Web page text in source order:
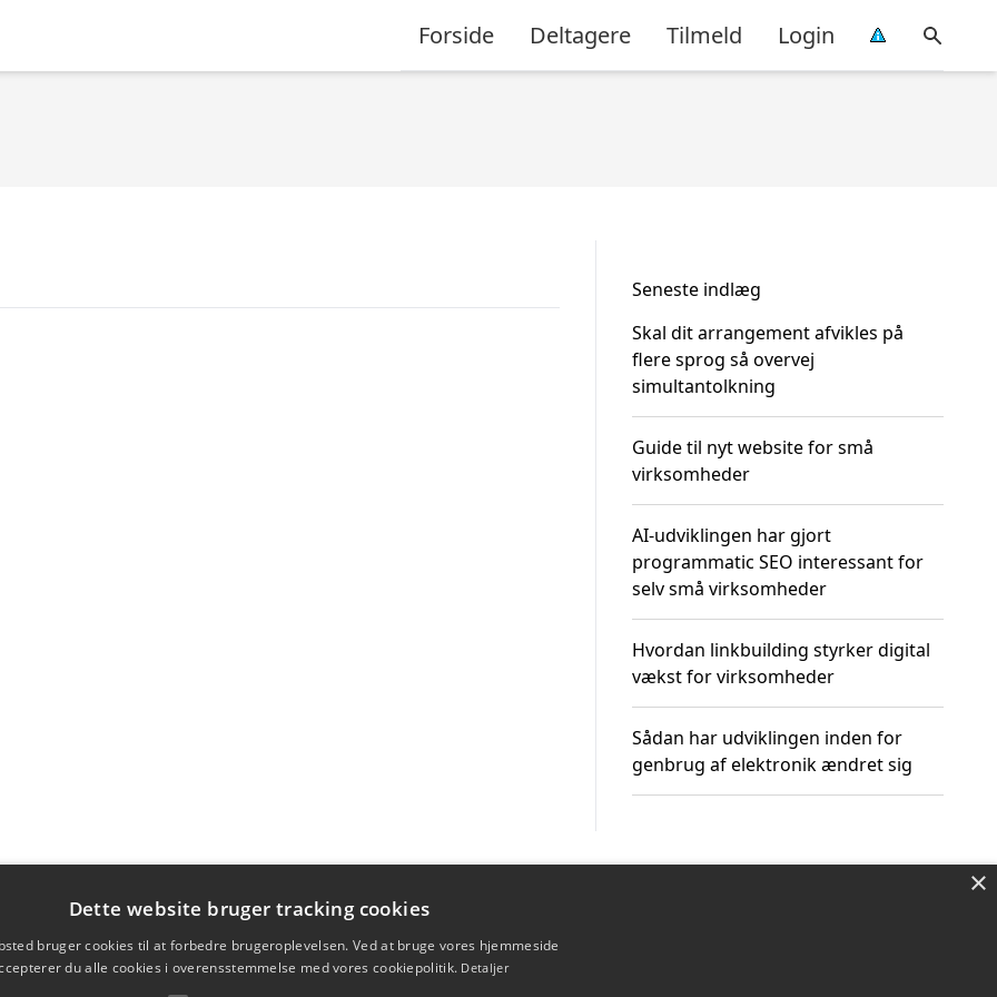
Forside Deltagere Tilmeld Login
Seneste indlæg
Skal dit arrangement afvikles på
flere sprog så overvej
simultantolkning
Guide til nyt website for små
virksomheder
AI-udviklingen har gjort
programmatic SEO interessant for
selv små virksomheder
Hvordan linkbuilding styrker digital
vækst for virksomheder
Sådan har udviklingen inden for
genbrug af elektronik ændret sig
×
Dette website bruger tracking cookies
bruger cookies til at forbedre brugeroplevelsen. Ved at bruge vores hjemmeside
du alle cookies i overensstemmelse med vores cookiepolitik. Detaljer